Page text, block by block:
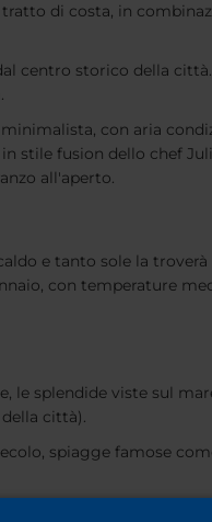
di costa, in
centro storico della
con aria
stile fusion dello chef
all'aperto.
e tanto sole la
con temperature
le splendide viste sul
città).
spiagge famose
circa 8 km tra i villaggi